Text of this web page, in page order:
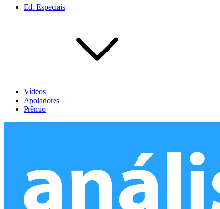
Ed. Especiais
Vídeos
Apoiadores
Prêmio